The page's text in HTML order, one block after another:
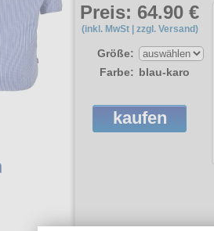
Preis: 64.90 €
(inkl. MwSt | zzgl. Versand)
Größe:
Farbe: blau-karo
kaufen